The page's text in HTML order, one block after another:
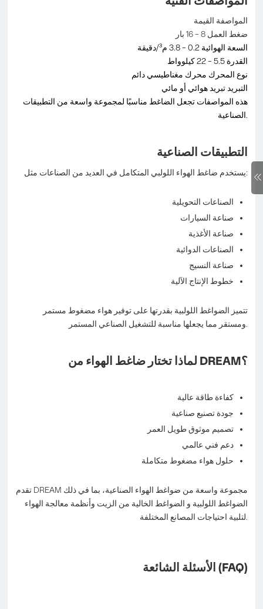
المواصفة القيمة
ضغط العمل 8 – 16 بار
السعة الهوائية 0.2 – 3.8 م³/دقيقة
القدرة 5.5 – 22 كيلوواط
نوع المحرك محرك مغناطيسي دائم
التبريد تبريد هوائي أو مائي
هذه المواصفات تجعل الضاغط مناسبًا لمجموعة واسعة من التطبيقات
الصناعية.
التطبيقات الصناعية
يستخدم ضاغط الهواء اللولبي المتكامل في العديد من الصناعات مثل:
الصناعات التحويلية
صناعة السيارات
صناعة الأغذية
الصناعات الدوائية
صناعة النسيج
خطوط الإنتاج الآلية
تتميز الضواغط اللولبية بقدرتها على توفير هواء مضغوط مستمر
ومستقر مما يجعلها مناسبة للتشغيل الصناعي المستمر.
لماذا تختار ضاغط الهواء من DREAM؟
كفاءة طاقة عالية
جودة تصنيع صناعية
تصميم موثوق طويل العمر
دعم فني عالمي
حلول هواء مضغوط متكاملة
تقدم DREAM مجموعة واسعة من ضواغط الهواء الصناعية، بما في ذلك
الضواغط اللولبية و الضواغط الخالية من الزيت وأنظمة معالجة الهواء
لتلبية احتياجات المصانع المختلفة.
الأسئلة الشائعة (FAQ)